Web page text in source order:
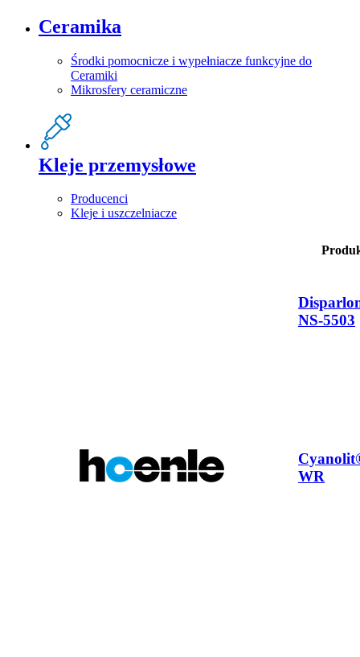
Ceramika
Środki pomocnicze i wypełniacze funkcyjne do
Ceramiki
Mikrosfery ceramiczne
Kleje przemysłowe
Producenci
Kleje i uszczelniacze
NS-5503
WR